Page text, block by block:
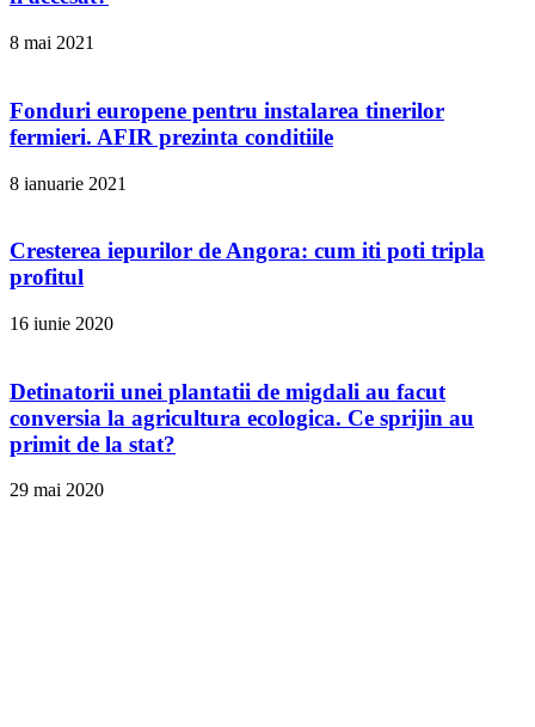
8 mai 2021
Fonduri europene pentru instalarea tinerilor
fermieri. AFIR prezinta conditiile
8 ianuarie 2021
Cresterea iepurilor de Angora: cum iti poti tripla
profitul
16 iunie 2020
Detinatorii unei plantatii de migdali au facut
conversia la agricultura ecologica. Ce sprijin au
primit de la stat?
29 mai 2020